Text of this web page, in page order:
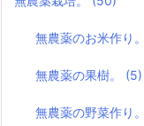
無農薬のお米作り。
無農薬の果樹。 (5)
無農薬の野菜作り。